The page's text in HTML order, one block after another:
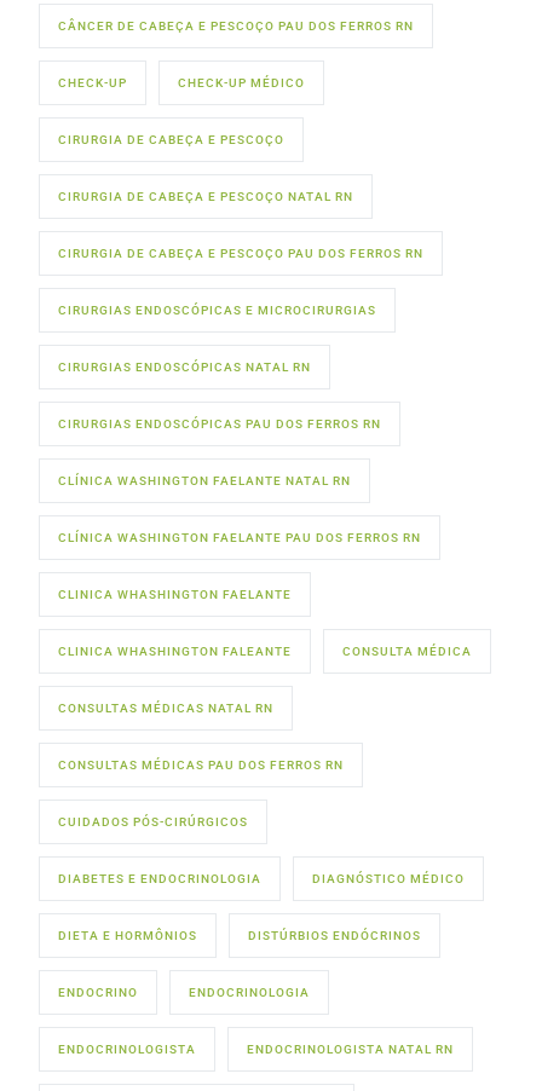
CÂNCER DE CABEÇA E PESCOÇO PAU DOS FERROS RN
CHECK-UP CHECK-UP MÉDICO
CIRURGIA DE CABEÇA E PESCOÇO
CIRURGIA DE CABEÇA E PESCOÇO NATAL RN
CIRURGIA DE CABEÇA E PESCOÇO PAU DOS FERROS RN
CIRURGIAS ENDOSCÓPICAS E MICROCIRURGIAS
CIRURGIAS ENDOSCÓPICAS NATAL RN
CIRURGIAS ENDOSCÓPICAS PAU DOS FERROS RN
CLÍNICA WASHINGTON FAELANTE NATAL RN
CLÍNICA WASHINGTON FAELANTE PAU DOS FERROS RN
CLINICA WHASHINGTON FAELANTE
CLINICA WHASHINGTON FALEANTE CONSULTA MÉDICA
CONSULTAS MÉDICAS NATAL RN
CONSULTAS MÉDICAS PAU DOS FERROS RN
CUIDADOS PÓS-CIRÚRGICOS
DIABETES E ENDOCRINOLOGIA DIAGNÓSTICO MÉDICO
DIETA E HORMÔNIOS DISTÚRBIOS ENDÓCRINOS
ENDOCRINO ENDOCRINOLOGIA
ENDOCRINOLOGISTA ENDOCRINOLOGISTA NATAL RN